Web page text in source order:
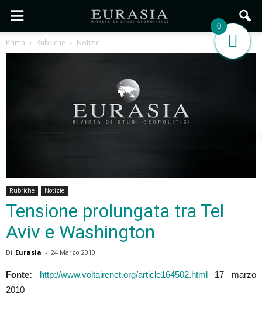
Prima Rubriche Notizie
Rubriche Notizie
Tensione prolungata tra Tel
Aviv e Washington
Di Eurasia - 24 Marzo 2010
Fonte: http://www.voltairenet.org/article164502.html17 marzo
2010
0